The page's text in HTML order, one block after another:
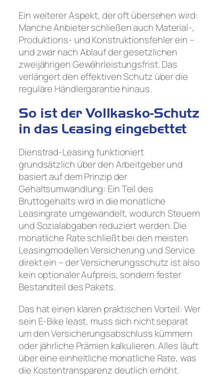
Ein weiterer Aspekt, der oft übersehen wird:
Manche Anbieter schließen auch Material-,
Produktions- und Konstruktionsfehler ein –
und zwar nach Ablauf der gesetzlichen
zweijährigen Gewährleistungsfrist. Das
verlängert den effektiven Schutz über die
reguläre Händlergarantie hinaus.
So ist der Vollkasko-Schutz
in das Leasing eingebettet
Dienstrad-Leasing funktioniert
grundsätzlich über den Arbeitgeber und
basiert auf dem Prinzip der
Gehaltsumwandlung: Ein Teil des
Bruttogehalts wird in die monatliche
Leasingrate umgewandelt, wodurch Steuern
und Sozialabgaben reduziert werden. Die
monatliche Rate schließt bei den meisten
Leasingmodellen Versicherung und Service
direkt ein – der Versicherungsschutz ist also
kein optionaler Aufpreis, sondern fester
Bestandteil des Pakets.
Das hat einen klaren praktischen Vorteil: Wer
sein E-Bike least, muss sich nicht separat
um den Versicherungsabschluss kümmern
oder jährliche Prämien kalkulieren. Alles läuft
über eine einheitliche monatliche Rate, was
die Kostentransparenz deutlich erhöht.